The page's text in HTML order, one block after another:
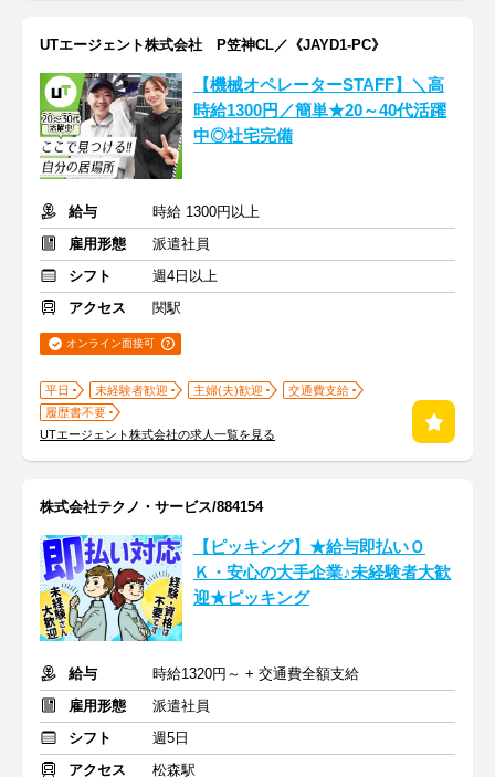
UTエージェント株式会社 P笠神CL／《JAYD1-PC》
【機械オペレーターSTAFF】＼高
時給1300円／簡単★20～40代活躍
中◎社宅完備
給与
時給 1300円以上
雇用形態
派遣社員
シフト
週4日以上
アクセス
関駅
オンライン面接可
平日 未経験者歓迎 主婦(夫)歓迎
交通費支給
履歴書不要
UTエージェント株式会社の求人一覧を見る
株式会社テクノ・サービス/884154
【ピッキング】★給与即払いＯ
Ｋ・安心の大手企業♪未経験者大歓
迎★ピッキング
給与
時給1320円～ + 交通費全額支給
雇用形態
派遣社員
シフト
週5日
アクセス
松森駅